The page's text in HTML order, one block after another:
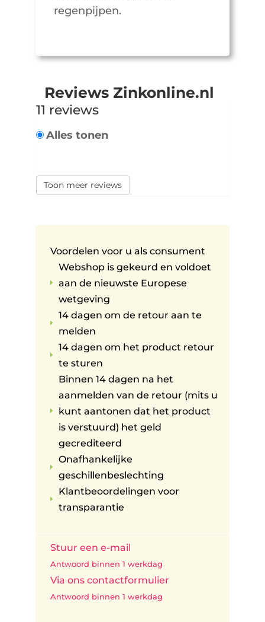
regenpijpen.
Reviews Zinkonline.nl
11 reviews
Alles tonen
Toon meer reviews
Voordelen voor u als consument
E
Webshop is gekeurd en voldoet
aan de nieuwste Europese
wetgeving
E
14 dagen om de retour aan te
melden
E
14 dagen om het product retour
te sturen
E
Binnen 14 dagen na het
aanmelden van de retour (mits u
kunt aantonen dat het product
is verstuurd) het geld
gecrediteerd
E
Onafhankelijke
geschillenbeslechting
E
Klantbeoordelingen voor
transparantie
Stuur een e-mail
Antwoord binnen 1 werkdag
Via ons contactformulier
Antwoord binnen 1 werkdag